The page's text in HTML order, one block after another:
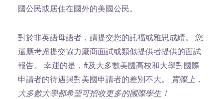
國公民或居住在國外的美國公民。
對於非英語母語者，請提交您的託福或雅思成績。 您
還應考慮提交協力廠商面試或類似提供者提供的面試
報告。 幸運的是，#及大多數美國高校和大學對國際
申請者的待遇與對美國申請者的差別不大。
實際上，
大多數大學都希望可招收更多的國際學生！